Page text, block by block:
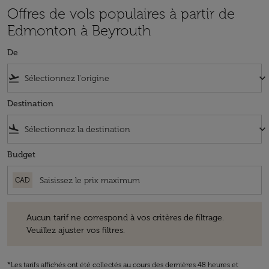
Offres de vols populaires à partir de
Edmonton à Beyrouth
De
flight_takeoff keyboard_arrow_down
Destination
flight_land keyboard_arrow_down
Budget
CAD
Aucun tarif ne correspond à vos critères de filtrage.
Veuillez ajuster vos filtres.
*Les tarifs affichés ont été collectés au cours des dernières 48 heures et